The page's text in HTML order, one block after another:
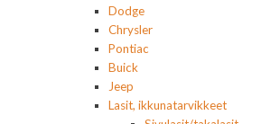
Dodge
Chrysler
Pontiac
Buick
Jeep
Lasit, ikkunatarvikkeet